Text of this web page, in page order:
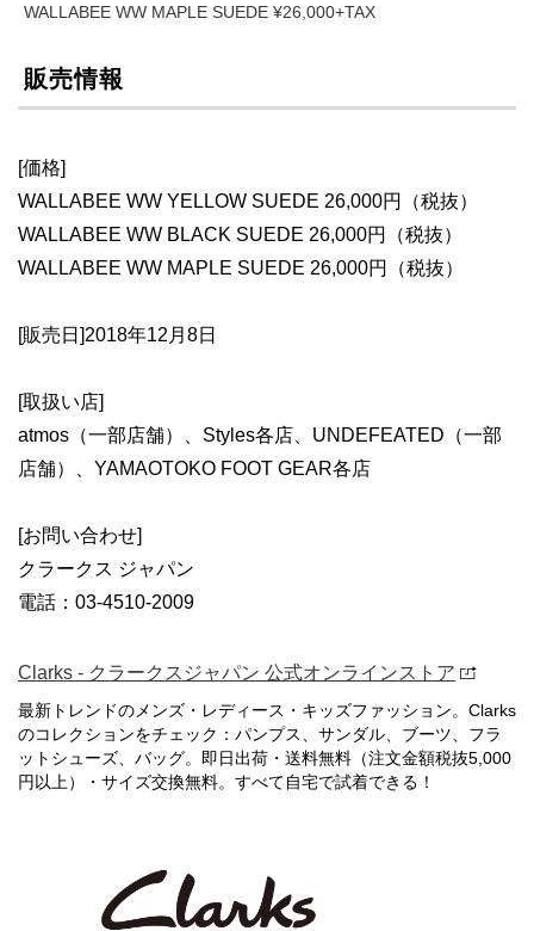
WALLABEE WW MAPLE SUEDE ¥26,000+TAX
販売情報
[価格]
WALLABEE WW YELLOW SUEDE 26,000円（税抜）
WALLABEE WW BLACK SUEDE 26,000円（税抜）
WALLABEE WW MAPLE SUEDE 26,000円（税抜）
[販売日]2018年12月8日
[取扱い店]
atmos（一部店舗）、Styles各店、UNDEFEATED（一部
店舗）、YAMAOTOKO FOOT GEAR各店
[お問い合わせ]
クラークス ジャパン
電話：03-4510-2009
Clarks - クラークスジャパン 公式オンラインストア
最新トレンドのメンズ・レディース・キッズファッション。Clarks
のコレクションをチェック：パンプス、サンダル、ブーツ、フラ
ットシューズ、バッグ。即日出荷・送料無料（注文金額税抜5,000
円以上）・サイズ交換無料。すべて自宅で試着できる！